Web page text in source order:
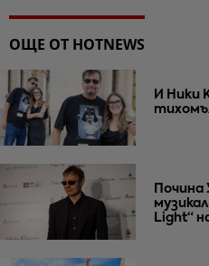
ОЩЕ ОТ HOTNEWS
И Ники
Light“